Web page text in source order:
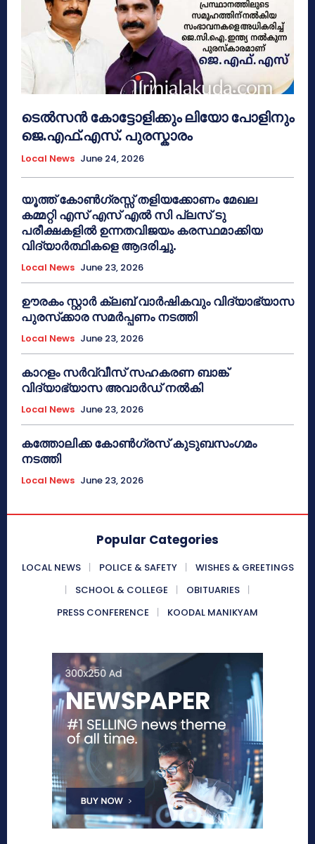
ടെൽസൻ കോട്ടോളിക്കും ലിയോ പോളിനും
ജെ.എഫ്.എസ്. പുരസ്കാരം
Local News June 24, 2026
യൂത്ത് കോൺഗ്രസ്സ് തളിയക്കോണം മേഖല
കമ്മറ്റി എസ് എസ് എൽ സി പ്ലസ് ടു
പരീക്ഷകളിൽ ഉന്നതവിജയം കരസ്ഥമാക്കിയ
വിദ്യാർത്ഥികളെ ആദരിച്ചു.
Local News June 23, 2026
ഊരകം സ്റ്റാർ ക്ലബ് വാർഷികവും വിദ്യാഭ്യാസ
പുരസ്‌ക്കാര സമർപ്പണം നടത്തി
Local News June 23, 2026
കാറളം സർവ്വീസ് സഹകരണ ബാങ്ക്
വിദ്യാഭ്യാസ അവാർഡ് നൽകി
Local News June 23, 2026
കത്തോലിക്ക കോൺഗ്രസ് കുടുബസംഗമം
നടത്തി
Local News June 23, 2026
Popular Categories
LOCAL NEWS POLICE & SAFETY
WISHES & GREETINGS
SCHOOL & COLLEGE
OBITUARIES
PRESS CONFERENCE
KOODAL MANIKYAM